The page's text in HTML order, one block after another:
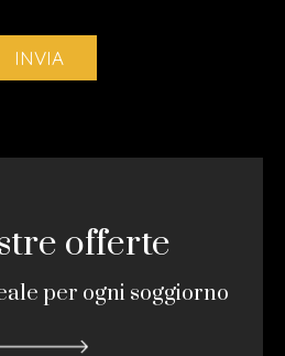
offerte
per ogni soggiorno